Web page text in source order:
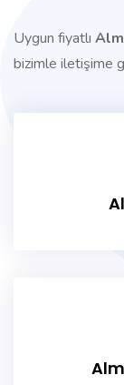
Uygun fiyatlı
bizimle iletişime